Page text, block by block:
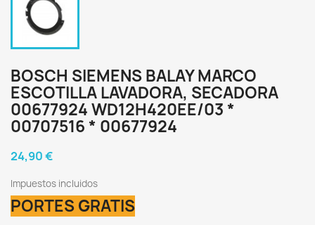
BOSCH SIEMENS BALAY MARCO
ESCOTILLA LAVADORA, SECADORA
00677924 WD12H420EE/03 *
00707516 * 00677924
24,90 €
Impuestos incluidos
PORTES GRATIS